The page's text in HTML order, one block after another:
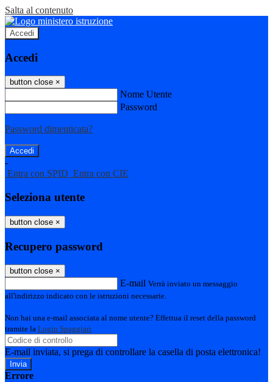
Salta al contenuto
Accedi
Accedi
button close ×
Nome Utente
Password
Password dimenticata?
-
Entra con SPID Entra con CIE
Seleziona utente
button close ×
Recupero password
button close ×
E-mail Verrà inviato un messaggio
all'indirizzo indicato con le istruzioni necessarie.
Non hai una e-mail associata al nome utente? Effettua il reset della password
tramite la Login Spaggiari
E-mail inviata, si prega di controllare la casella di posta elettronica!
Errore